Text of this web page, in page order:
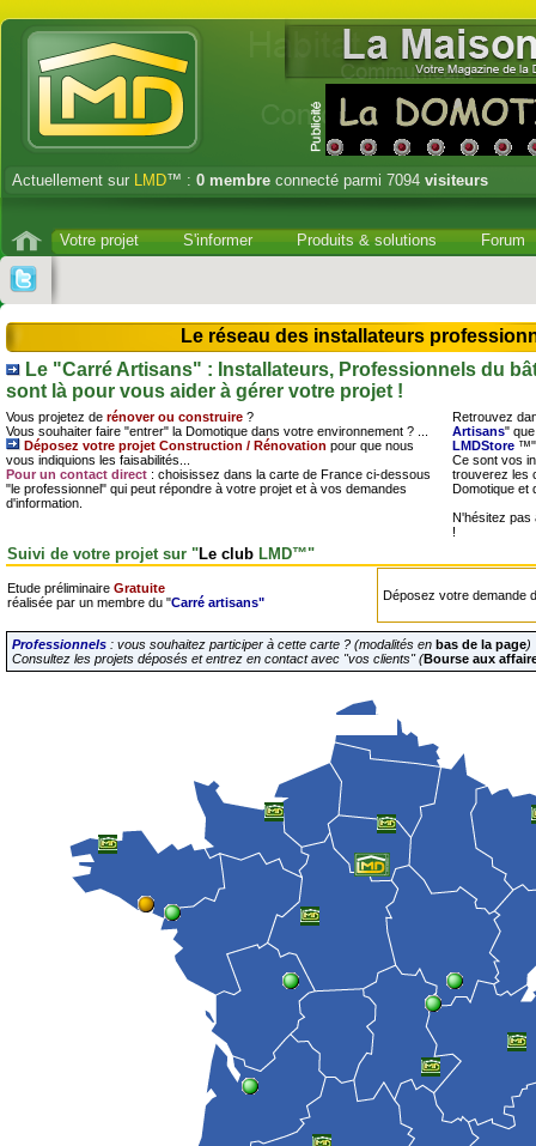
Actuellement sur LMD™ : 0 membre connecté parmi 7094 visiteurs
Votre projet S'informer Produits & solutions Forum
Le réseau des installateurs
Le "Carré Artisans" : Installateurs, Professionnels du
sont là pour vous aider à gérer votre projet !
Vous projetez de rénover ou construire ?
Vous souhaiter faire "entrer" la Domotique dans votre environnement ? ...
Déposez votre projet Construction / Rénovation pour que nous
vous indiquions les faisabilités...
Pour un contact direct : choisissez dans la carte de France ci-dessous
"le professionnel" qui peut répondre à votre projet et à vos demandes
d'information.
Retrouvez
Artisans"
LMDStore
Ce sont vos
trouverez les
Domotique et
N'hésitez
!
Suivi de votre projet sur "Le club LMD™"
Etude préliminaire Gratuite
réalisée par un membre du "Carré artisans" Déposez votre demande
Professionnels : vous souhaitez participer à cette carte ? (modalités en bas de la page)
Consultez les projets déposés et entrez en contact avec "vos clients" (Bourse aux